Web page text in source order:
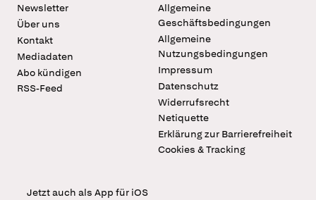
Newsletter
Über uns
Kontakt
Mediadaten
Abo kündigen
RSS-Feed
Allgemeine
Geschäftsbedingungen
Allgemeine
Nutzungsbedingungen
Impressum
Datenschutz
Widerrufsrecht
Netiquette
Erklärung zur Barrierefreiheit
Cookies & Tracking
Jetzt auch als App für iOS